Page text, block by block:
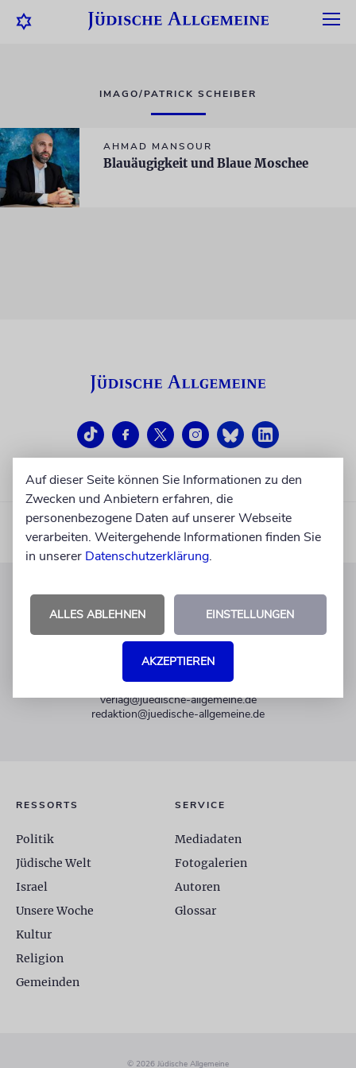
IMAGO/PATRICK SCHEIBER
AHMAD MANSOUR
Blauäugigkeit und Blaue Moschee
KUNDENSERVICE
+49 30 275833 0
Mo-Do 9-17 Uhr
verlag@juedische-allgemeine.de
redaktion@juedische-allgemeine.de
RESSORTS
Politik
Jüdische Welt
Israel
Unsere Woche
Kultur
Religion
Gemeinden
SERVICE
Mediadaten
Fotogalerien
Autoren
Glossar
© 2026 Jüdische Allgemeine
Auf dieser Seite können Sie Informationen zu den
Zwecken und Anbietern erfahren, die
personenbezogene Daten auf unserer Webseite
verarbeiten. Weitergehende Informationen finden Sie
in unserer Datenschutzerklärung.
ALLES ABLEHNEN EINSTELLUNGEN
AKZEPTIEREN